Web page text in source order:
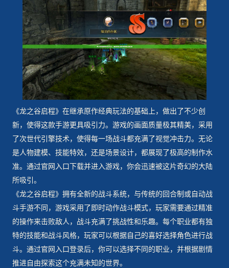
《龙之谷启程》在继承原作经典玩法的基础上，做出了不少创
新，使得这款手游更具吸引力。游戏的画面质量极其精美，采用
了次世代引擎技术，使得每一场战斗都充满了视觉冲击力。无论
是人物建模、技能特效，还是场景设计，都展现了极高的制作水
准。通过官网入口下载并进入游戏，你会迅速被这片奇幻的大陆
所吸引。
《龙之谷启程》拥有全新的战斗系统，与传统的回合制或自动战
斗手游不同，游戏采用了即时动作战斗模式，玩家需要通过精准
的操作来击败敌人，战斗充满了挑战性和乐趣。每个职业都有独
特的技能和战斗风格，玩家可以根据自己的喜好选择角色进行战
斗。通过官网入口登录后，你可以选择不同的职业，并根据剧情
推进自由探索这个充满未知的世界。